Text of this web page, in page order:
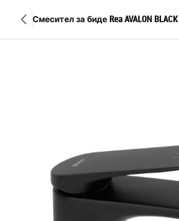
Смесител за биде Rea AVALON BLACK